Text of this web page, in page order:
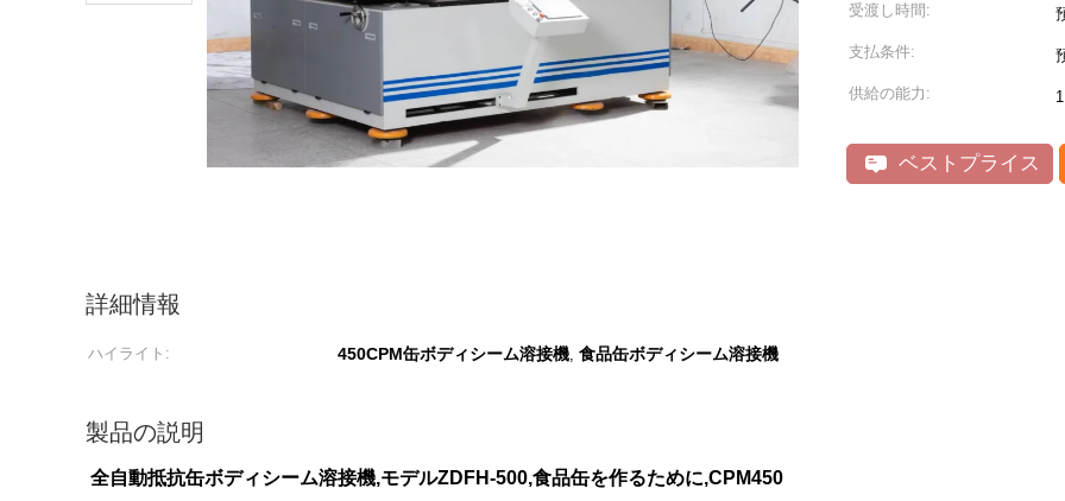
受渡し時間:
支払条件:
供給の能力:
ベストプライス
詳細情報
ハイライト: 450CPM缶ボディシーム溶接機, 食品缶ボディシーム溶接機
製品の説明
全自動抵抗缶ボディシーム溶接機,モデルZDFH-500,食品缶を作るために,CPM450